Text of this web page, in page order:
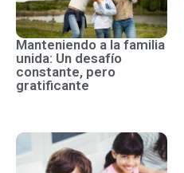
Manteniendo a la familia
unida: Un desafío
constante, pero
gratificante